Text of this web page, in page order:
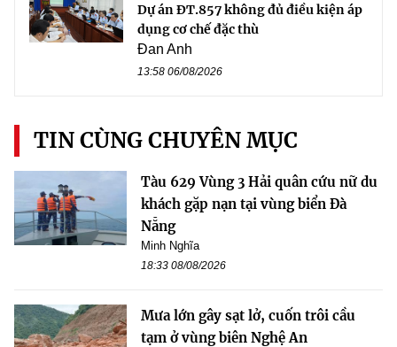
Dự án ĐT.857 không đủ điều kiện áp
dụng cơ chế đặc thù
Đan Anh
13:58 06/08/2026
TIN CÙNG CHUYÊN MỤC
Tàu 629 Vùng 3 Hải quân cứu nữ du
khách gặp nạn tại vùng biển Đà
Nẵng
Minh Nghĩa
18:33 08/08/2026
Mưa lớn gây sạt lở, cuốn trôi cầu
tạm ở vùng biên Nghệ An